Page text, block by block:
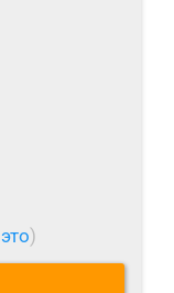
)